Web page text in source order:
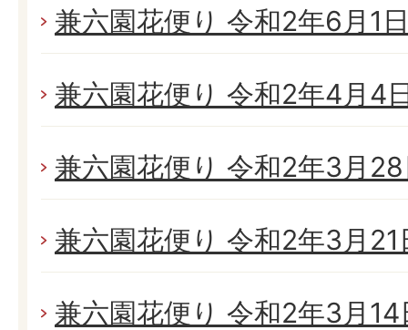
兼六園花便り 令和2年6月1
兼六園花便り 令和2年4月4
兼六園花便り 令和2年3月
兼六園花便り 令和2年3月
兼六園花便り 令和2年3月